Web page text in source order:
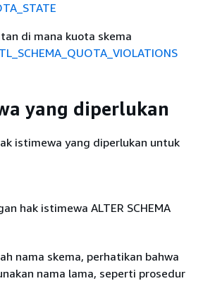
di mana kuota skema
yang diperlukan
istimewa yang diperlukan untuk
hak istimewa ALTER SCHEMA
nama skema, perhatikan bahwa
nama lama, seperti prosedur